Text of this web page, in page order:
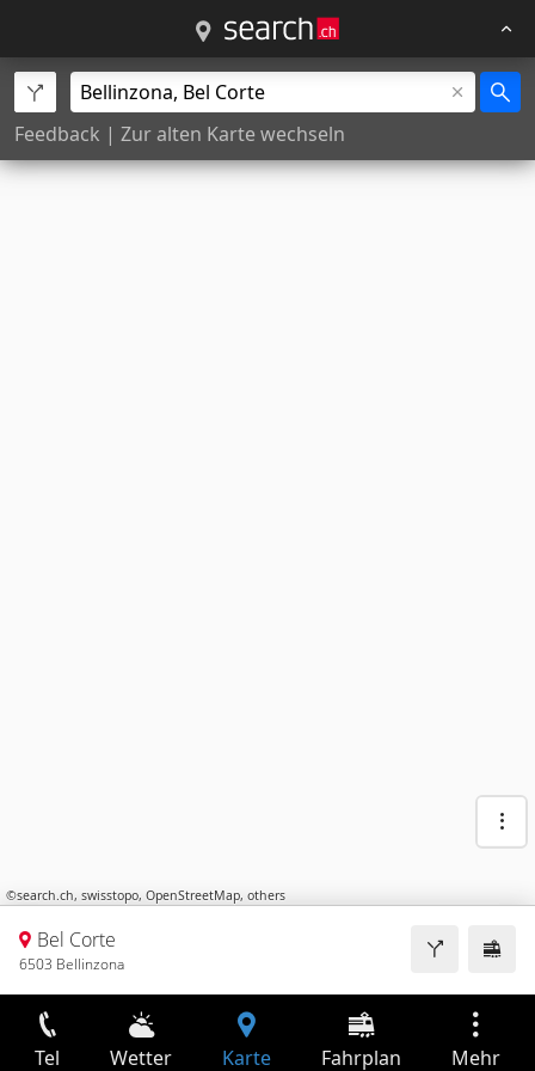
Feedback | Zur alten Karte wechseln
©search.ch, swisstopo, OpenStreetMap, others
Bel Corte
6503 Bellinzona
Tel Wetter Karte Fahrplan Mehr